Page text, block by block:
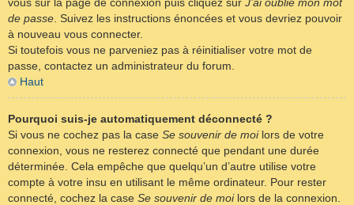
vous sur la page de connexion puis cliquez sur J’ai oublié mon mot
de passe. Suivez les instructions énoncées et vous devriez pouvoir
à nouveau vous connecter.
Si toutefois vous ne parveniez pas à réinitialiser votre mot de
passe, contactez un administrateur du forum.
Haut
Pourquoi suis-je automatiquement déconnecté ?
Si vous ne cochez pas la case Se souvenir de moilors de votre
connexion, vous ne resterez connecté que pendant une durée
déterminée. Cela empêche que quelqu’un d’autre utilise votre
compte à votre insu en utilisant le même ordinateur. Pour rester
connecté, cochez la case Se souvenir de moilors de la connexion.